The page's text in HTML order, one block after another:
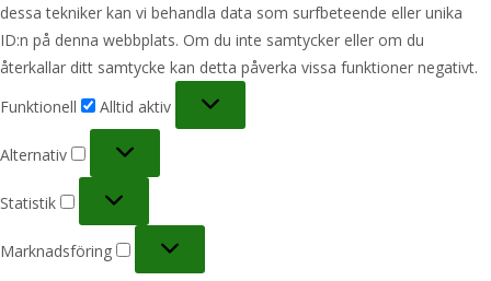
dessa tekniker kan vi behandla data som surfbeteende eller unika
ID:n på denna webbplats. Om du inte samtycker eller om du
återkallar ditt samtycke kan detta påverka vissa funktioner negativt.
Funktionell
Alltid aktiv
Alternativ
Statistik
Marknadsföring